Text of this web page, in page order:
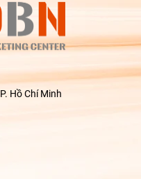
Hồ Chí Minh